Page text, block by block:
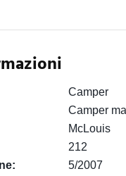
Camper
Camper
McLouis
212
5/2007